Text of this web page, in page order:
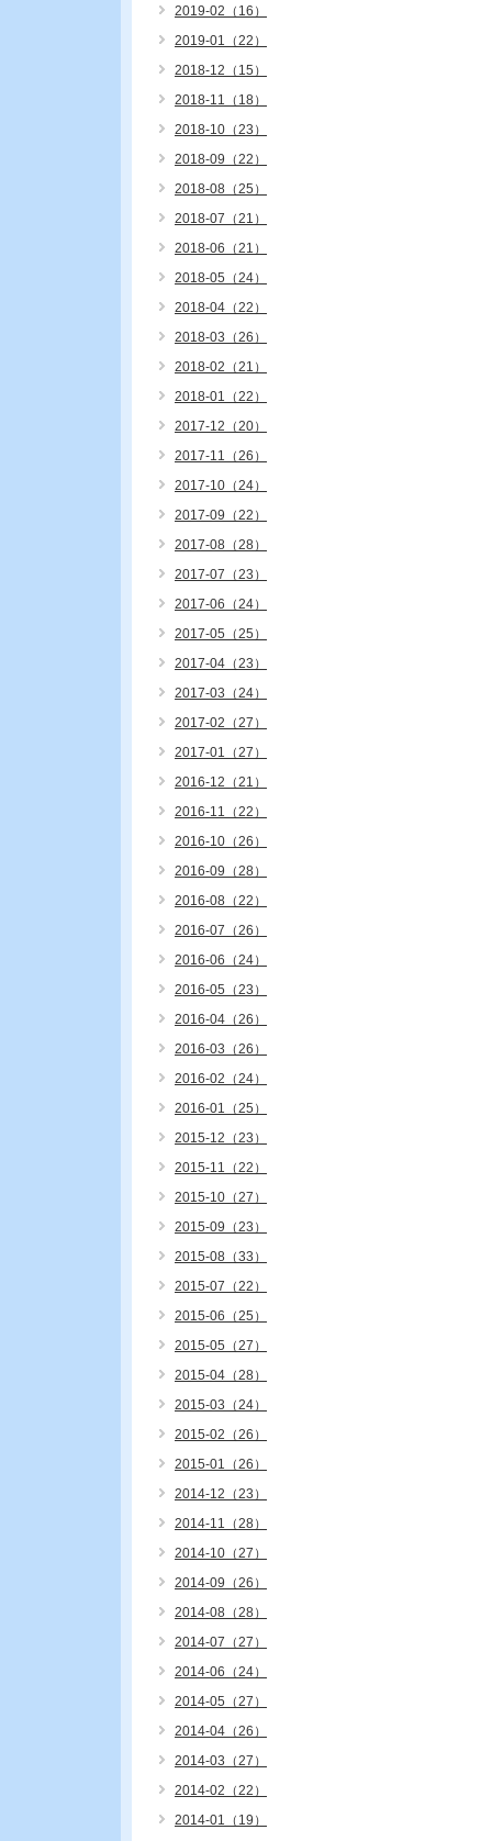
2019-02（16）
2019-01（22）
2018-12（15）
2018-11（18）
2018-10（23）
2018-09（22）
2018-08（25）
2018-07（21）
2018-06（21）
2018-05（24）
2018-04（22）
2018-03（26）
2018-02（21）
2018-01（22）
2017-12（20）
2017-11（26）
2017-10（24）
2017-09（22）
2017-08（28）
2017-07（23）
2017-06（24）
2017-05（25）
2017-04（23）
2017-03（24）
2017-02（27）
2017-01（27）
2016-12（21）
2016-11（22）
2016-10（26）
2016-09（28）
2016-08（22）
2016-07（26）
2016-06（24）
2016-05（23）
2016-04（26）
2016-03（26）
2016-02（24）
2016-01（25）
2015-12（23）
2015-11（22）
2015-10（27）
2015-09（23）
2015-08（33）
2015-07（22）
2015-06（25）
2015-05（27）
2015-04（28）
2015-03（24）
2015-02（26）
2015-01（26）
2014-12（23）
2014-11（28）
2014-10（27）
2014-09（26）
2014-08（28）
2014-07（27）
2014-06（24）
2014-05（27）
2014-04（26）
2014-03（27）
2014-02（22）
2014-01（19）